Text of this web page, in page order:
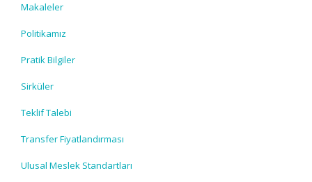
Makaleler
Politikamız
Pratik Bilgiler
Sirküler
Teklif Talebi
Transfer Fiyatlandırması
Ulusal Meslek Standartları